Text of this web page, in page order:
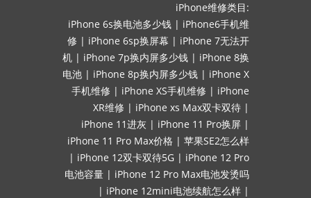
iPhone维修类目:
iPhone 6s换电池多少钱 | iPhone6手机维
修 | iPhone 6sp换屏幕 | iPhone 7无法开
机 | iPhone 7p换内屏多少钱 | iPhone 8换
电池 | iPhone 8p换内屏多少钱 | iPhone X
手机维修 | iPhone XS手机维修 | iPhone
XR维修 | iPhone xs Max双卡双待 |
iPhone 11进灰 | iPhone 11 Pro换屏 |
iPhone 11 Pro Max价格 | 苹果SE2怎么样
| iPhone 12双卡双待5G | iPhone 12 Pro
电池容量 | iPhone 12 Pro Max电池发烫吗
| iPhone 12mini电池续航怎么样 |